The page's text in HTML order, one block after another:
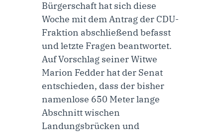
Bürgerschaft hat sich diese
Woche mit dem Antrag der CDU-
Fraktion abschließend befasst
und letzte Fragen beantwortet.
Auf Vorschlag seiner Witwe
Marion Fedder hat der Senat
entschieden, dass der bisher
namenlose 650 Meter lange
Abschnitt wischen
Landungsbrücken und